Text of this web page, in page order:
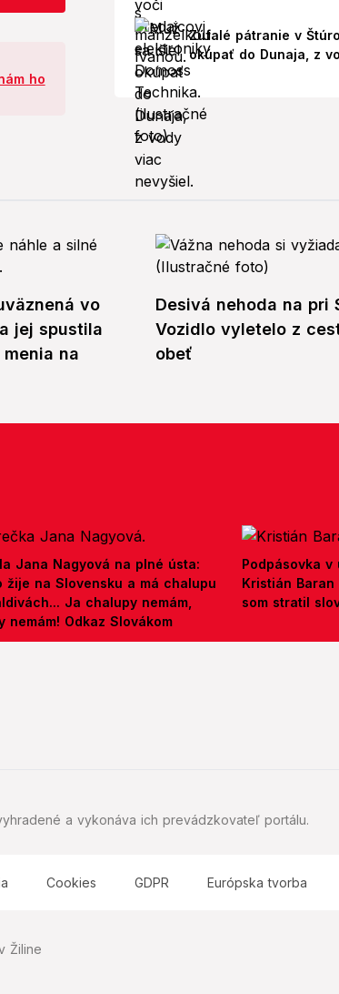
ho
Zúfalé pátranie v
okúpať do Dunaja, z
vo
jej spustila
na
Desivá nehoda na pri
Vozidlo vyletelo z
obeť
Jana Nagyová na plné ústa:
žije na Slovensku a má chalupu
Ja chalupy nemám,
nemám! Odkaz Slovákom
Podpásovka v
Kristián
som stratil
a vykonáva ich prevádzkovateľ portálu.
Cookies GDPR Európska tvorba
Žiline